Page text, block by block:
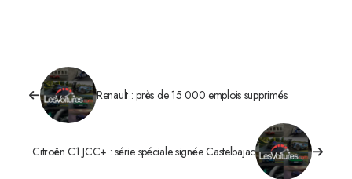
Renault : près de 15 000 emplois supprimés
Citroën C1 JCC+ : série spéciale signée Castelbajac